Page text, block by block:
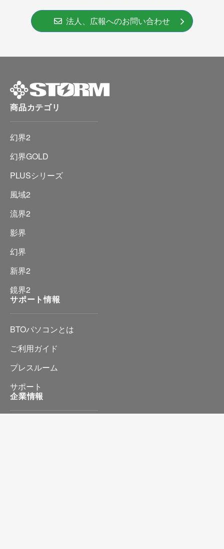
法人、広報へのお問い合わせ
商品カテゴリ
幻界2
幻界GOLD
PLUSシリーズ
風域2
流界2
影界
幻界
新界2
鏡界2
サポート情報
BTOパソコンとは
ご利用ガイド
プレスルーム
サポート
企業情報